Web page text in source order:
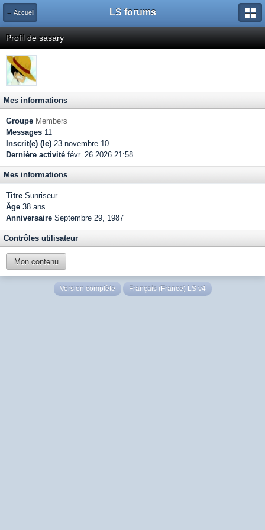
← Accueil LS forums
Profil de sasary
Mes informations
Groupe Members
Messages 11
Inscrit(e) (le) 23-novembre 10
Dernière activité févr. 26 2026 21:58
Mes informations
Titre Sunriseur
Âge 38 ans
Anniversaire Septembre 29, 1987
Contrôles utilisateur
Mon contenu
Version complète Français (France) LS v4